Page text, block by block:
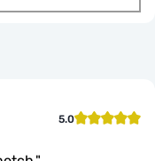
5.0